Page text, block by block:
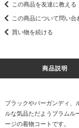
この商品を友達に教える
この商品について問い合
買い物を続ける
商品説明
ブラックやバーガンディ、
ルな気品ただようプラムル
ージの着物コートです。